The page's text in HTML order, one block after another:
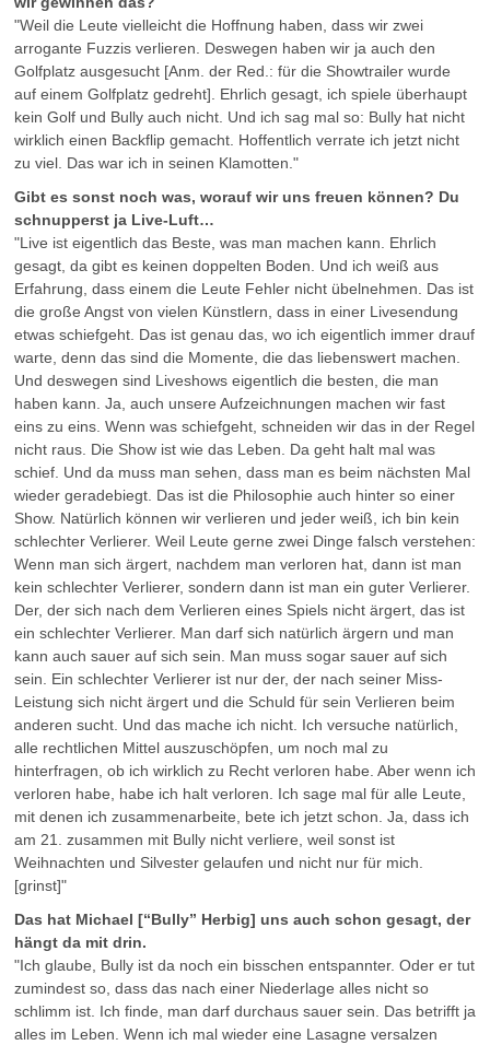
"Weil die Leute vielleicht die Hoffnung haben, dass wir zwei
arrogante Fuzzis verlieren. Deswegen haben wir ja auch den
Golfplatz ausgesucht [Anm. der Red.: für die Showtrailer wurde
auf einem Golfplatz gedreht]. Ehrlich gesagt, ich spiele überhaupt
kein Golf und Bully auch nicht. Und ich sag mal so: Bully hat nicht
wirklich einen Backflip gemacht. Hoffentlich verrate ich jetzt nicht
zu viel. Das war ich in seinen Klamotten."
Gibt es sonst noch was, worauf wir uns freuen können? Du
schnupperst ja Live-Luft…
"Live ist eigentlich das Beste, was man machen kann. Ehrlich
gesagt, da gibt es keinen doppelten Boden. Und ich weiß aus
Erfahrung, dass einem die Leute Fehler nicht übelnehmen. Das ist
die große Angst von vielen Künstlern, dass in einer Livesendung
etwas schiefgeht. Das ist genau das, wo ich eigentlich immer drauf
warte, denn das sind die Momente, die das liebenswert machen.
Und deswegen sind Liveshows eigentlich die besten, die man
haben kann. Ja, auch unsere Aufzeichnungen machen wir fast
eins zu eins. Wenn was schiefgeht, schneiden wir das in der Regel
nicht raus. Die Show ist wie das Leben. Da geht halt mal was
schief. Und da muss man sehen, dass man es beim nächsten Mal
wieder geradebiegt. Das ist die Philosophie auch hinter so einer
Show. Natürlich können wir verlieren und jeder weiß, ich bin kein
schlechter Verlierer. Weil Leute gerne zwei Dinge falsch verstehen:
Wenn man sich ärgert, nachdem man verloren hat, dann ist man
kein schlechter Verlierer, sondern dann ist man ein guter Verlierer.
Der, der sich nach dem Verlieren eines Spiels nicht ärgert, das ist
ein schlechter Verlierer. Man darf sich natürlich ärgern und man
kann auch sauer auf sich sein. Man muss sogar sauer auf sich
sein. Ein schlechter Verlierer ist nur der, der nach seiner Miss-
Leistung sich nicht ärgert und die Schuld für sein Verlieren beim
anderen sucht. Und das mache ich nicht. Ich versuche natürlich,
alle rechtlichen Mittel auszuschöpfen, um noch mal zu
hinterfragen, ob ich wirklich zu Recht verloren habe. Aber wenn ich
verloren habe, habe ich halt verloren. Ich sage mal für alle Leute,
mit denen ich zusammenarbeite, bete ich jetzt schon. Ja, dass ich
am 21. zusammen mit Bully nicht verliere, weil sonst ist
Weihnachten und Silvester gelaufen und nicht nur für mich.
[grinst]"
Das hat Michael [“Bully” Herbig] uns auch schon gesagt, der
hängt da mit drin.
"Ich glaube, Bully ist da noch ein bisschen entspannter. Oder er tut
zumindest so, dass das nach einer Niederlage alles nicht so
schlimm ist. Ich finde, man darf durchaus sauer sein. Das betrifft ja
alles im Leben. Wenn ich mal wieder eine Lasagne versalzen